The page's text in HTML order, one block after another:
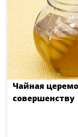
Чайная
совершенству